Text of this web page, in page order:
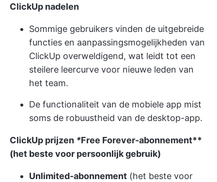
ClickUp nadelen
Sommige gebruikers vinden de uitgebreide
functies en aanpassingsmogelijkheden van
ClickUp overweldigend, wat leidt tot een
steilere leercurve voor nieuwe leden van
het team.
De functionaliteit van de mobiele app mist
soms de robuustheid van de desktop-app.
ClickUp prijzen *Free Forever-abonnement**
(het beste voor persoonlijk gebruik)
Unlimited-abonnement (het beste voor